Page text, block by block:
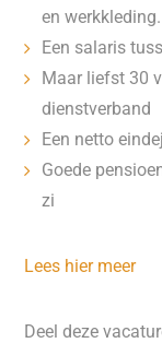
en werkkleding.
Een salaris
Maar liefst 30
dienstverband
Een netto
Goede
zi
Lees hier meer
Deel deze